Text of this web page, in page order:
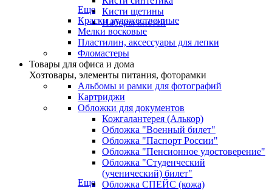
Кисти щетины
Наборы кистей
Еще
Краски художественные
Мелки восковые
Пластилин, аксессуары для лепки
Фломастеры
Товары для офиса и дома
Хозтовары, элементы питания, фоторамки
Альбомы и рамки для фотографий
Картриджи
Обложки для документов
Кожгалантерея (Алькор)
Обложка "Военный билет"
Обложка "Паспорт России"
Обложка "Пенсионное удостоверение"
Обложка "Студенческий
(ученический) билет"
Обложка СПЕЙС (кожа)
Еще